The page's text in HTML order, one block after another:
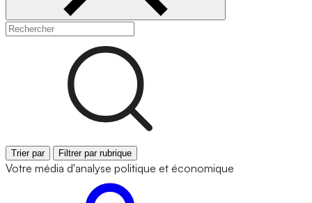
Trier par Filtrer par rubrique
Votre média d'analyse politique et économique